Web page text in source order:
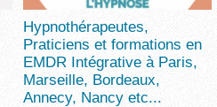
Hypnothérapeutes,
Praticiens et formations en
EMDR Intégrative à Paris,
Marseille, Bordeaux,
Annecy, Nancy etc...